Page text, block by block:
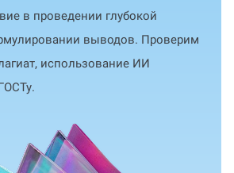
в проведении глубокой
выводов. Проверим
использование ИИ